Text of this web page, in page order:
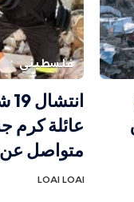
فلسطيني
عائلة كرم
متواصل
LOAI LOAI